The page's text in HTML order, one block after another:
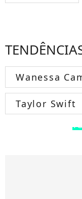
Wanessa
Taylor Swift